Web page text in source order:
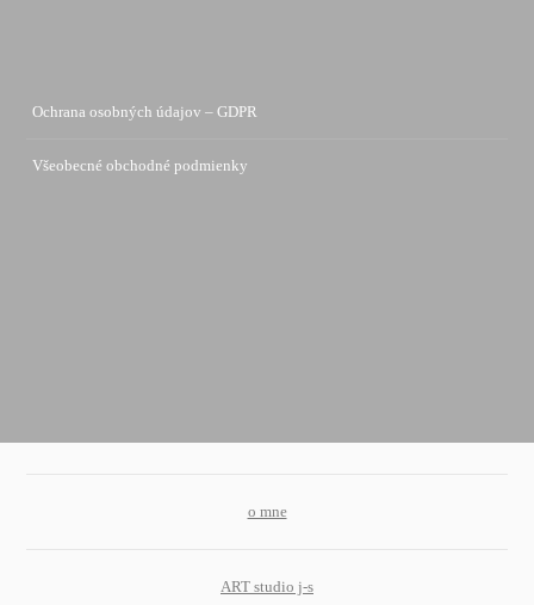
Ochrana osobných údajov – GDPR
Všeobecné obchodné podmienky
o mne
ART studio j-s